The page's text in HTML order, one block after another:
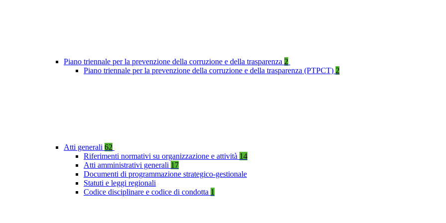
Piano triennale per la prevenzione della corruzione e della trasparenza 2
Piano triennale per la prevenzione della corruzione e della trasparenza (PTPCT) 2
Atti generali 62
Riferimenti normativi su organizzazione e attività 14
Atti amministrativi generali 17
Documenti di programmazione strategico-gestionale
Statuti e leggi regionali
Codice disciplinare e codice di condotta 1